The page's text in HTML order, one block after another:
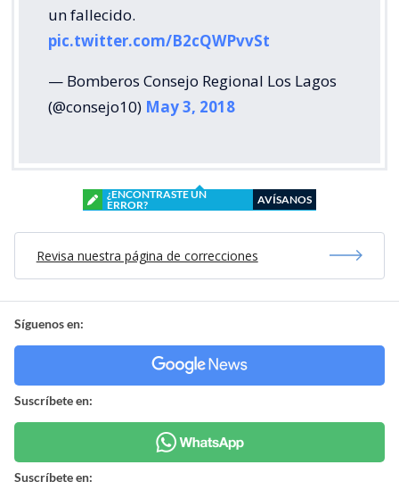
un fallecido.
pic.twitter.com/B2cQWPvvSt
— Bomberos Consejo Regional Los Lagos
(@consejo10) May 3, 2018
¿ENCONTRASTE UN
ERROR?
AVÍSANOS
Revisa nuestra página de correcciones
Síguenos en:
Suscríbete en:
Suscríbete en: